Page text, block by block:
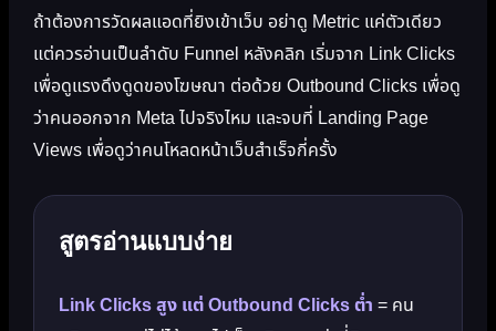
ถ้าต้องการวัดผลแอดที่ยิงเข้าเว็บ อย่าดู Metric แค่ตัวเดียว
แต่ควรอ่านเป็นลำดับ Funnel หลังคลิก เริ่มจาก Link Clicks
เพื่อดูแรงดึงดูดของโฆษณา ต่อด้วย Outbound Clicks เพื่อดู
ว่าคนออกจาก Meta ไปจริงไหม และจบที่ Landing Page
Views เพื่อดูว่าคนโหลดหน้าเว็บสำเร็จกี่ครั้ง
สูตรอ่านแบบง่าย
Link Clicks สูง แต่ Outbound Clicks ต่ำ = คน